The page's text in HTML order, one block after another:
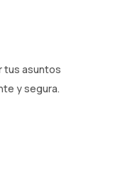
tus asuntos
y segura.